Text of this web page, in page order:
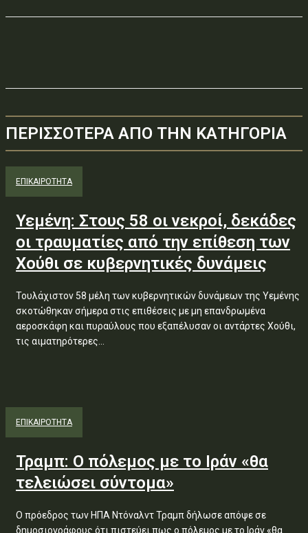
ΠΕΡΙΣΣΟΤΕΡΑ ΑΠΟ ΤΗΝ ΚΑΤΗΓΟΡΙΑ
ΕΠΙΚΑΙΡΟΤΗΤΑ
Υεμένη: Στους 58 οι νεκροί, δεκάδες
οι τραυματίες από την επίθεση των
Χούθι σε κυβερνητικές δυνάμεις
Τουλάχιστον 58 μέλη των κυβερνητικών δυνάμεων της Υεμένης
σκοτώθηκαν σήμερα στις επιθέσεις με μη επανδρωμένα
αεροσκάφη και πυραύλους που εξαπέλυσαν οι αντάρτες Χούθι,
τις αιματηρότερες...
ΕΠΙΚΑΙΡΟΤΗΤΑ
Τραμπ: Ο πόλεμος με το Ιράν «θα
τελειώσει σύντομα»
Ο πρόεδρος των ΗΠΑ Ντόναλντ Τραμπ δήλωσε απόψε σε
δημοσιογράφους ότι πιστεύει πως ο πόλεμος με το Ιράν «θα